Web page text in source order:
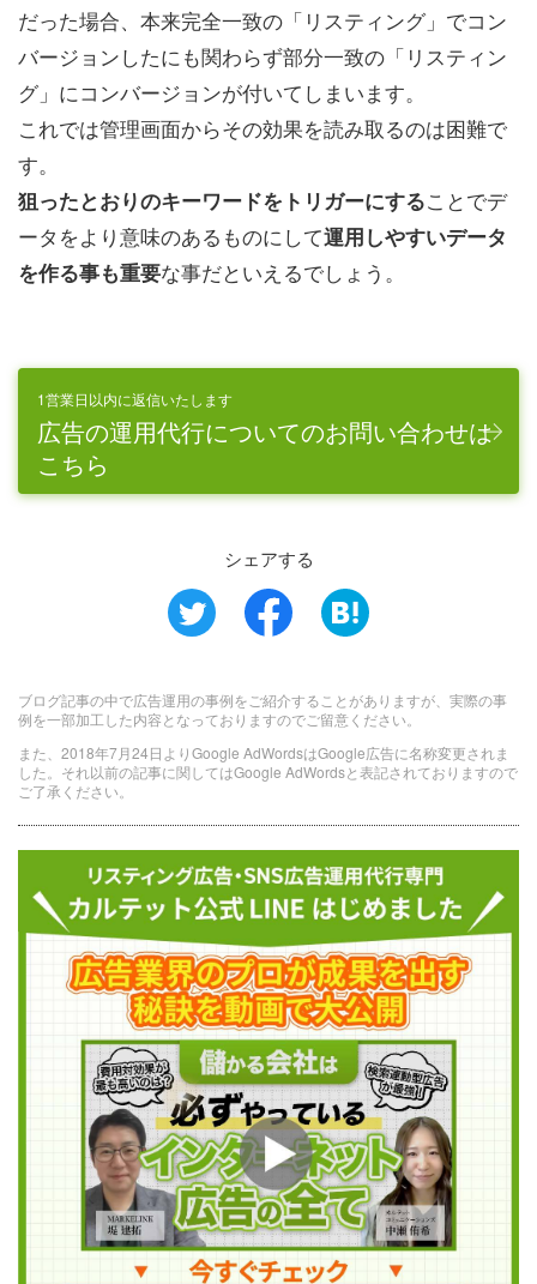
だった場合、本来完全一致の「リスティング」でコン
バージョンしたにも関わらず部分一致の「リスティン
グ」にコンバージョンが付いてしまいます。
これでは管理画面からその効果を読み取るのは困難で
す。
狙ったとおりのキーワードをトリガーにすることでデ
ータをより意味のあるものにして運用しやすいデータ
を作る事も重要な事だといえるでしょう。
1営業日以内に返信いたします
広告の運用代行についてのお問い合わせは
こちら
シェアする
ブログ記事の中で広告運用の事例をご紹介することがありますが、実際の事
例を一部加工した内容となっておりますのでご留意ください。
また、2018年7月24日よりGoogle AdWordsはGoogle広告に名称変更されま
した。それ以前の記事に関してはGoogle AdWordsと表記されておりますので
ご了承ください。